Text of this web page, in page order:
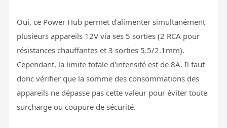
Oui, ce Power Hub permet d'alimenter simultanément
plusieurs appareils 12V via ses 5 sorties (2 RCA pour
résistances chauffantes et 3 sorties 5.5/2.1mm).
Cependant, la limite totale d'intensité est de 8A. Il faut
donc vérifier que la somme des consommations des
appareils ne dépasse pas cette valeur pour éviter toute
surcharge ou coupure de sécurité.